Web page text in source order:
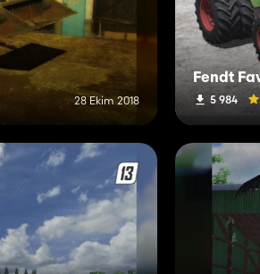
28 Ekim 2018
Fendt
5 984